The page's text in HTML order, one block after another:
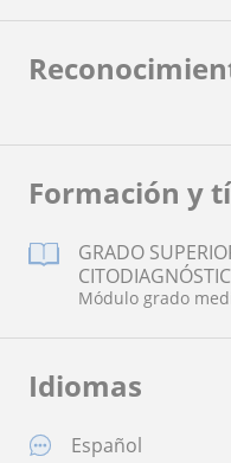
Formación y
GRADO
Módulo grado
Idiomas
Español